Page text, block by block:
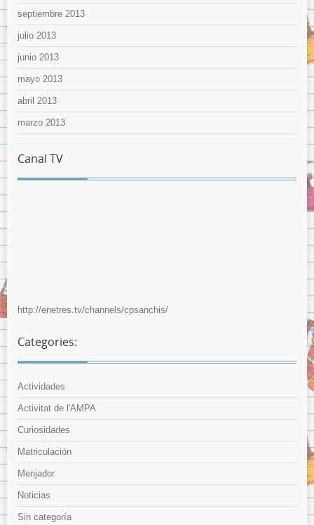
septiembre 2013
julio 2013
junio 2013
mayo 2013
abril 2013
marzo 2013
Canal TV
http://enetres.tv/channels/cpsanchis/
Categories:
Actividades
Activitat de l'AMPA
Curiosidades
Matriculación
Menjador
Noticias
Sin categoría